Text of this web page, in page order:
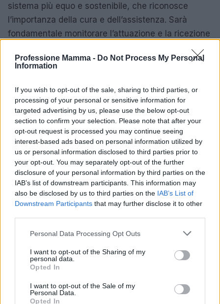
Professione Mamma - Do Not Process My Personal
Information
If you wish to opt-out of the sale, sharing to third parties, or
processing of your personal or sensitive information for
targeted advertising by us, please use the below opt-out
section to confirm your selection. Please note that after your
opt-out request is processed you may continue seeing
interest-based ads based on personal information utilized by
us or personal information disclosed to third parties prior to
your opt-out. You may separately opt-out of the further
disclosure of your personal information by third parties on the
IAB’s list of downstream participants. This information may
also be disclosed by us to third parties on the IAB’s List of
Downstream Participants that may further disclose it to other
Please note that this website/app uses one or more Google
not limited to your visit or usage behaviour. You may click to
grant or deny consent to Google and its third-party tags to
use your data for below specified purposes in below Google
consent section.
Personal Data Processing Opt Outs
I want to opt-out of the Sharing of my
personal data.
Opted In
I want to opt-out of the Sale of my
Personal Data.
Opted In
sistema più equo e sostenibile, che riconosce
l’importanza della cura e dell’assistenza. Sarà
fondamentale monitorare l’attuazione e la ricezione
lavorativo italiano.
AUTORE
AiAdhubMedia